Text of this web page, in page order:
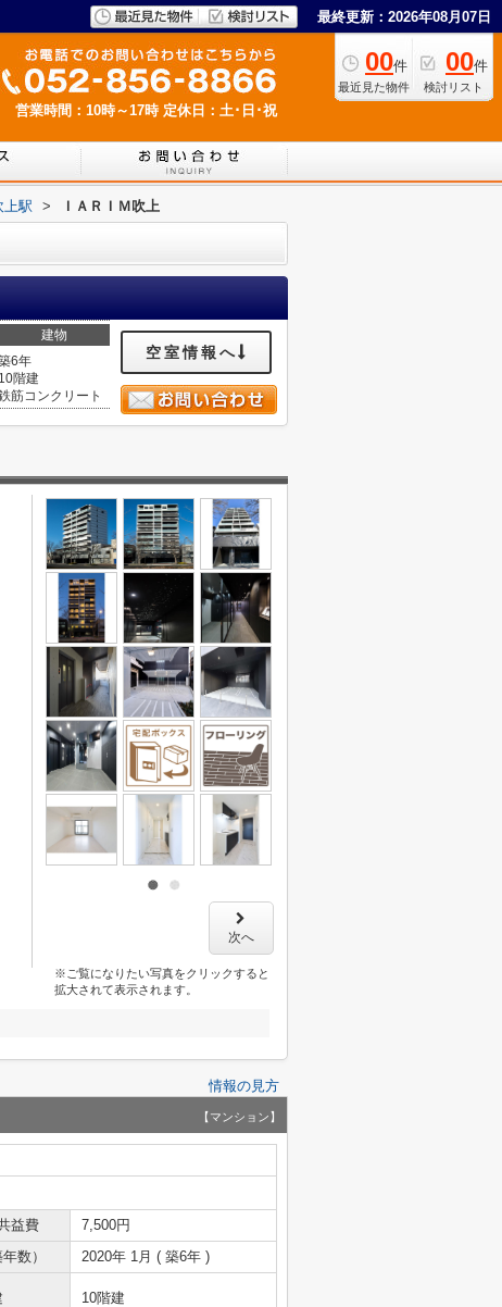
最終更新：2026年08月07日
00件
最近見た物件
00件
検討リスト
営業時間：10時～17時 定休日：土･日･祝
上駅 > ＩＡＲＩＭ吹上
建物
6年
10階建
筋コンクリート
空室情報へ
次へ
※ご覧になりたい写真をクリックすると
拡大されて表示されます。
情報の見方
【マンション】
益費
7,500円
数） 2020年 1月 ( 築6年 )
10階建